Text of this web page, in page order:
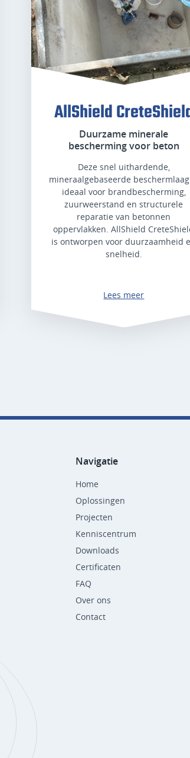
AllShield
Duurzame minerale
bescherming voor beton
Deze snel uithardende,
mineraalgebaseerde
ideaal voor brandbescherming,
zuurweerstand en structurele
reparatie van betonnen
oppervlakken. AllShield
is ontworpen voor duurzaamheid
snelheid.
Lees meer
Navigatie
Home
Oplossingen
Projecten
Kenniscentrum
Downloads
Certificaten
FAQ
Over ons
Contact